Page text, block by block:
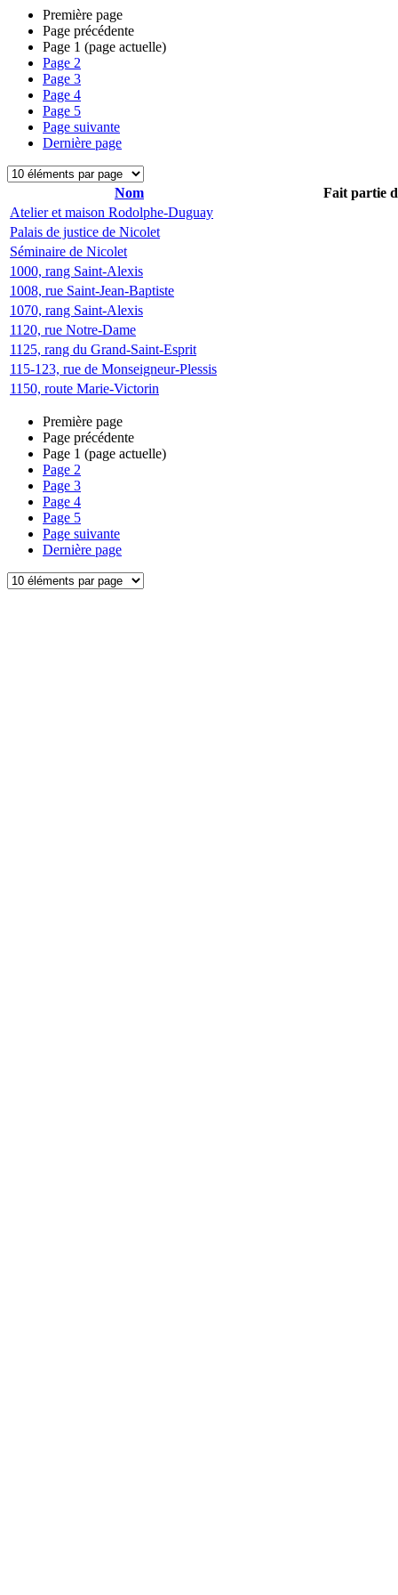
Première page
Page précédente
Page 1 (page actuelle)
Page 2
Page 3
Page 4
Page 5
Page suivante
Dernière page
Nom
Fait partie
Atelier et maison Rodolphe-Duguay
Palais de justice de Nicolet
Séminaire de Nicolet
1000, rang Saint-Alexis
1008, rue Saint-Jean-Baptiste
1070, rang Saint-Alexis
1120, rue Notre-Dame
1125, rang du Grand-Saint-Esprit
115-123, rue de Monseigneur-Plessis
1150, route Marie-Victorin
Première page
Page précédente
Page 1 (page actuelle)
Page 2
Page 3
Page 4
Page 5
Page suivante
Dernière page